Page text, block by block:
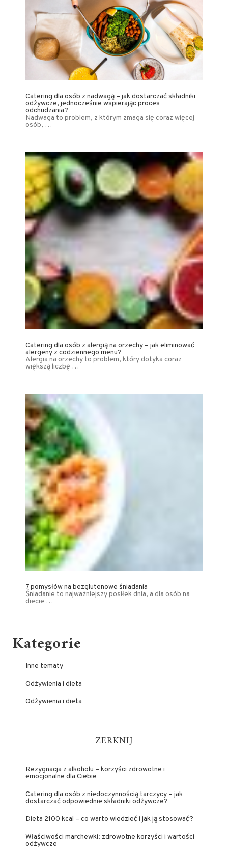
Catering dla osób z nadwagą – jak dostarczać składniki
odżywcze, jednocześnie wspierając proces
odchudzania?
Nadwaga to problem, z którym zmaga się coraz więcej
osób, …
Catering dla osób z alergią na orzechy – jak eliminować
alergeny z codziennego menu?
Alergia na orzechy to problem, który dotyka coraz
większą liczbę …
7 pomysłów na bezglutenowe śniadania
Śniadanie to najważniejszy posiłek dnia, a dla osób na
diecie …
Kategorie
Inne tematy
Odżywienia i dieta
Odżywienia i dieta
ZERKNIJ
Rezygnacja z alkoholu – korzyści zdrowotne i
emocjonalne dla Ciebie
Catering dla osób z niedoczynnością tarczycy – jak
dostarczać odpowiednie składniki odżywcze?
Dieta 2100 kcal – co warto wiedzieć i jak ją stosować?
Właściwości marchewki: zdrowotne korzyści i wartości
odżywcze